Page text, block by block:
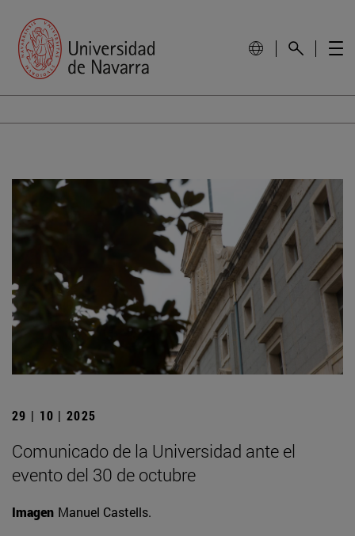
29 | 10 | 2025
Comunicado de la Universidad ante el
evento del 30 de octubre
Imagen Manuel Castells.